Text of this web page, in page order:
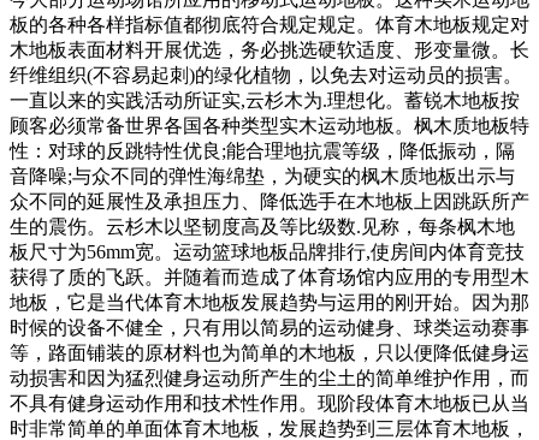
板的各种各样指标值都彻底符合规定规定。体育木地板规定对
木地板表面材料开展优选，务必挑选硬软适度、形变量微。长
纤维组织(不容易起刺)的绿化植物，以免去对运动员的损害。
一直以来的实践活动所证实,云杉木为.理想化。蓄锐木地板按
顾客必须常备世界各国各种类型实木运动地板。枫木质地板特
性：对球的反跳特性优良;能合理地抗震等级，降低振动，隔
音降噪;与众不同的弹性海绵垫，为硬实的枫木质地板出示与
众不同的延展性及承担压力、降低选手在木地板上因跳跃所产
生的震伤。云杉木以坚韧度高及等比级数.见称，每条枫木地
板尺寸为56mm宽。运动篮球地板品牌排行,使房间内体育竞技
获得了质的飞跃。并随着而造成了体育场馆内应用的专用型木
地板，它是当代体育木地板发展趋势与运用的刚开始。因为那
时候的设备不健全，只有用以简易的运动健身、球类运动赛事
等，路面铺装的原材料也为简单的木地板，只以便降低健身运
动损害和因为猛烈健身运动所产生的尘土的简单维护作用，而
不具有健身运动作用和技术性作用。现阶段体育木地板已从当
时非常简单的单面体育木地板，发展趋势到三层体育木地板，